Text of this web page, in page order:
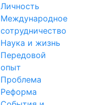
Личность
Международное
сотрудничество
Наука и жизнь
Передовой
опыт
Проблема
Реформа